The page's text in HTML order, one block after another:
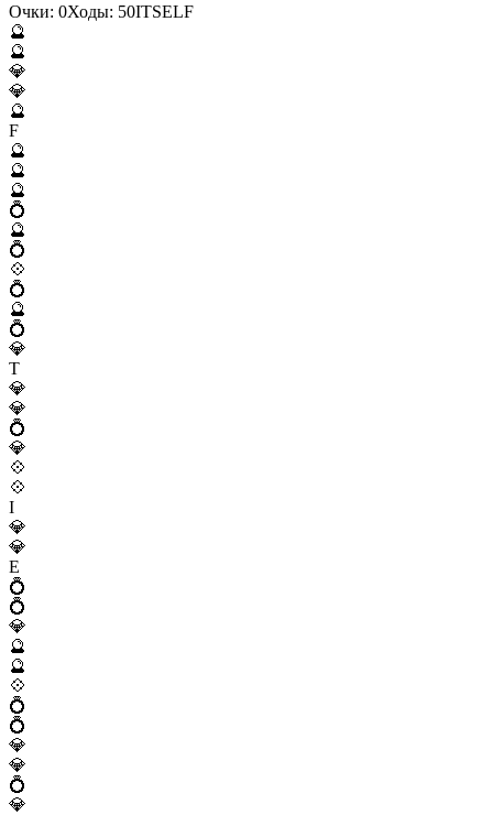
Очки: 0Ходы: 50ITSELF
🔮
🔮
💎
💎
🔮
F
🔮
🔮
🔮
💍
🔮
💍
💠
💍
🔮
💍
💎
T
💎
💎
💍
💎
💠
💠
I
💎
💎
E
💍
💍
💎
🔮
🔮
💠
💍
💍
💎
💎
💍
💎